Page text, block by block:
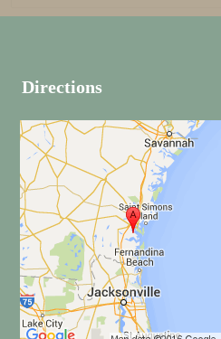
Directions